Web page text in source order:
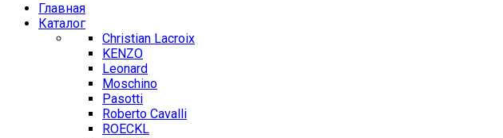
Главная
Каталог
Christian Lacroix
KENZO
Leonard
Moschino
Pasotti
Roberto Cavalli
ROECKL